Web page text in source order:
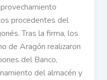
procedentes del
Tras la firma, los
de Aragón realizaron
del Banco,
del almacén y